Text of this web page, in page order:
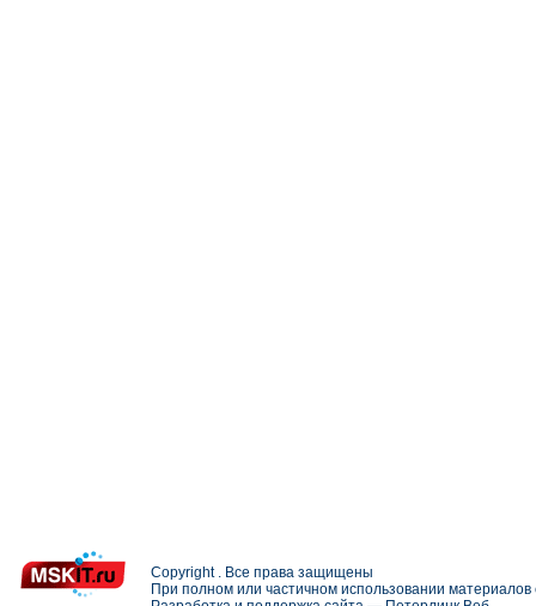
Copyright . Все права защищены
При полном или частичном использовании